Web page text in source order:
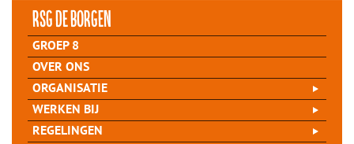
rsg de Borgen
GROEP 8
OVER ONS
ORGANISATIE
WERKEN BIJ
REGELINGEN